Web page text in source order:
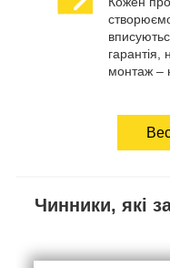
гарантія,
монтаж –
Чинники, які